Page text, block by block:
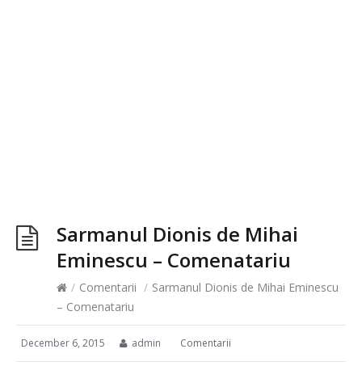
Sarmanul Dionis de Mihai
Eminescu – Comenatariu
/ Comentarii / Sarmanul Dionis de Mihai Eminescu
– Comenatariu
December 6, 2015 admin Comentarii